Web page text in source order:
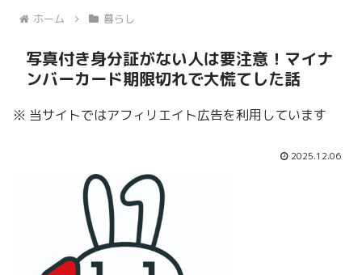
ホーム 暮らし
写真付き身分証がない人は要注意！マイナ
ンバーカード期限切れで大慌てした話
※ 当サイトではアフィリエイト広告を利用しています
2025.12.06